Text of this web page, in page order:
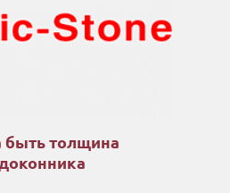
быть толщина